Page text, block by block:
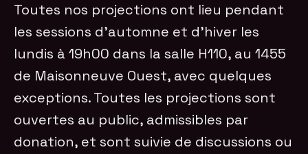
Toutes nos projections ont lieu pendant
les sessions d’automne et d’hiver les
lundis à 19h00 dans la salle H110, au 1455
de Maisonneuve Ouest, avec quelques
exceptions. Toutes les projections sont
ouvertes au public, admissibles par
donation, et sont suivie de discussions ou